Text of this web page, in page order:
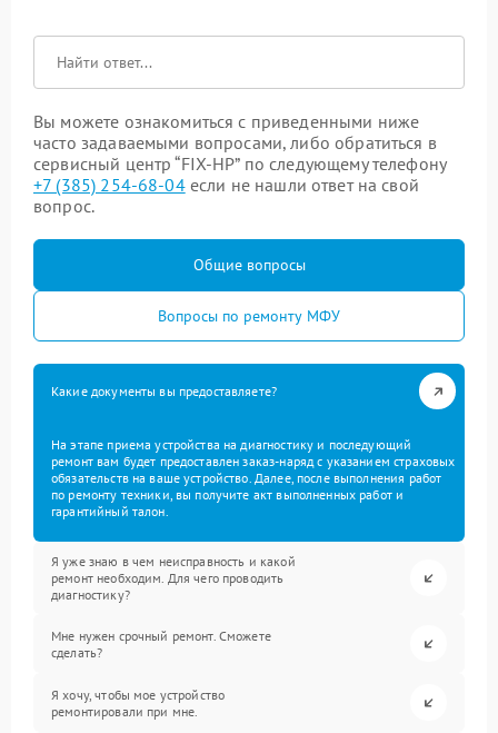
Вы можете ознакомиться с приведенными ниже
часто задаваемыми вопросами, либо обратиться в
сервисный центр “FIX-HP” по следующему телефону
+7 (385) 254-68-04если не нашли ответ на свой
вопрос.
Общие вопросы
Вопросы по ремонту МФУ
Какие документы вы предоставляете?
На этапе приема устройства на диагностику и последующий
ремонт вам будет предоставлен заказ-наряд с указанием страховых
обязательств на ваше устройство. Далее, после выполнения работ
по ремонту техники, вы получите акт выполненных работ и
гарантийный талон.
Я уже знаю в чем неисправность и какой
ремонт необходим. Для чего проводить
диагностику?
Мне нужен срочный ремонт. Сможете
сделать?
Я хочу, чтобы мое устройство
ремонтировали при мне.